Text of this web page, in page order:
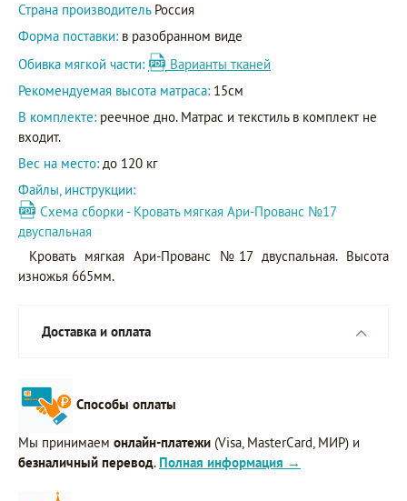
Страна производитель Россия
Форма поставки: в разобранном виде
Обивка мягкой части:
Варианты тканей
Рекомендуемая высота матраса: 15см
В комплекте: реечное дно. Матрас и текстиль в комплект не
входит.
Вес на место: до 120 кг
Файлы, инструкции:
Схема сборки - Кровать мягкая Ари-Прованс №17
двуспальная
Кровать мягкая Ари-Прованс №17 двуспальная. Высота
изножья 665мм.
Доставка и оплата
Способы оплаты
Мы принимаем онлайн-платежи (Visa, MasterCard, МИР) и
безналичный перевод. Полная информация →